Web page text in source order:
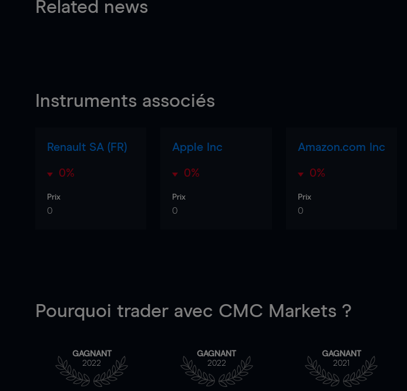
Related news
Instruments associés
Renault SA (FR)
0%
Prix
0
Apple Inc
0%
Prix
0
Amazon.com Inc
0%
Prix
0
Pourquoi trader avec CMC Markets ?
GAGNANT
2022
GAGNANT
2022
GAGNANT
2021